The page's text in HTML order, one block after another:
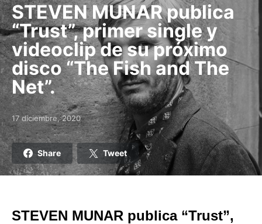
STEVEN MUNAR publica
“Trust”, primer single y
videoclip de su próximo
disco “The Fish and The
Net”.
Posted on
17 diciembre, 2020
Share Tweet
STEVEN MUNAR publica “Trust”,